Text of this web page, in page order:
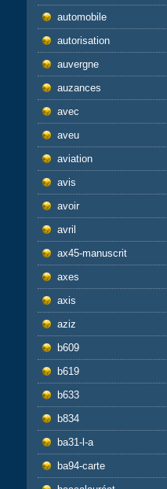
automobile
autorisation
auvergne
auzances
avec
aveu
aviation
avis
avoir
avril
ax45-manuscrit
axes
axis
aziz
b609
b619
b633
b834
ba31-l-a
ba94-carte